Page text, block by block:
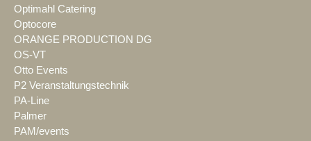
Optimahl Catering
Optocore
ORANGE PRODUCTION DG
OS-VT
Otto Events
P2 Veranstaltungstechnik
PA-Line
Palmer
PAM/events